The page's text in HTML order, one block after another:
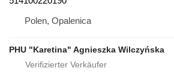
Polen, Opalenica
PHU "Karetina" Agnieszka Wilczyńska